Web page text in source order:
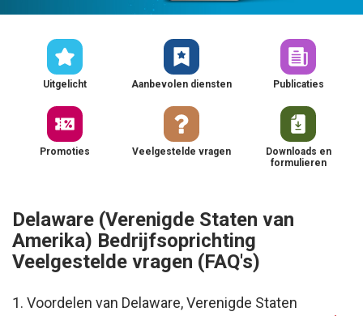
Uitgelicht Aanbevolen diensten Publicaties
Promoties Veelgestelde vragen
Downloads en
formulieren
Delaware (Verenigde Staten van
Amerika) Bedrijfsoprichting
Veelgestelde vragen (FAQ's)
1. Voordelen van Delaware, Verenigde Staten